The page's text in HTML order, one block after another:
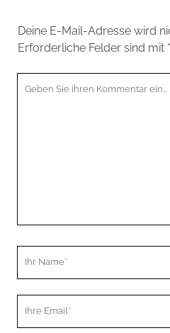
Deine E-Mail-Adresse wird
Erforderliche Felder sind mit *